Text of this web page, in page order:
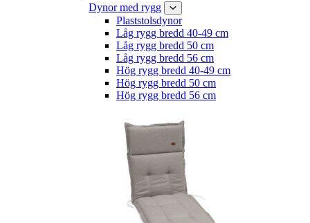
Dynor med rygg
Plaststolsdynor
Låg rygg bredd 40-49 cm
Låg rygg bredd 50 cm
Låg rygg bredd 56 cm
Hög rygg bredd 40-49 cm
Hög rygg bredd 50 cm
Hög rygg bredd 56 cm